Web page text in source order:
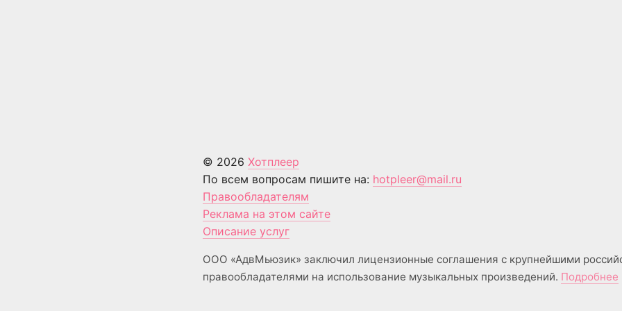
© 2026 Хотплеер
По всем вопросам пишите на: hotpleer@mail.ru
Правообладателям
Реклама на этом сайте
Описание услуг
ООО «АдвМьюзик» заключил лицензионные соглашения с крупнейшими
правообладателями на использование музыкальных произведений. Подробнее